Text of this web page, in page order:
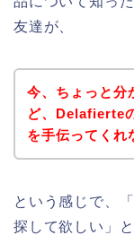
友達が、
今、ちょっと分
ど、Delafierte
を手伝ってくれ
という感じで、
探して欲しい」